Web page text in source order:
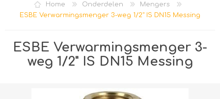
VERLANGLIJST
Home Onderdelen
Mengers
ESBE Verwarmingsmenger 3-weg 1/2" IS DN15 Messing
ESBE Verwarmingsmenger 3-
weg 1/2" IS DN15 Messing